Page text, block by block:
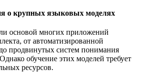
о крупных языковых моделях
основой многих приложений
от автоматизированной
продвинутых систем понимания
обучение этих моделей требует
ресурсов.